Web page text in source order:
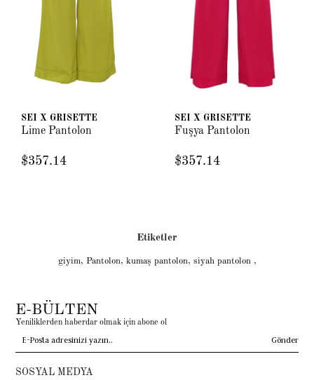
SEI X GRISETTE
Lime Pantolon
$357.14
SEI X GRISETTE
Fuşya Pantolon
$357.14
Etiketler
giyim, Pantolon, kumaş pantolon, siyah pantolon ,
E-BÜLTEN
Yeniliklerden haberdar olmak için abone ol
Gönder
SOSYAL MEDYA